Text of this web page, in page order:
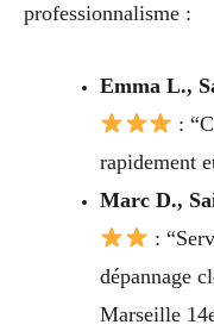
professionnalisme :
Emma L.,
:
rapidement
Marc D.,
:
dépannage
Marseille